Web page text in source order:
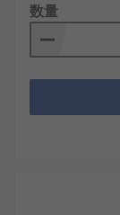
数量